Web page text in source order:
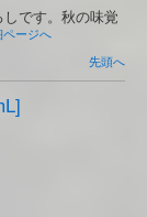
です。秋の味覚
ページへ
先頭へ